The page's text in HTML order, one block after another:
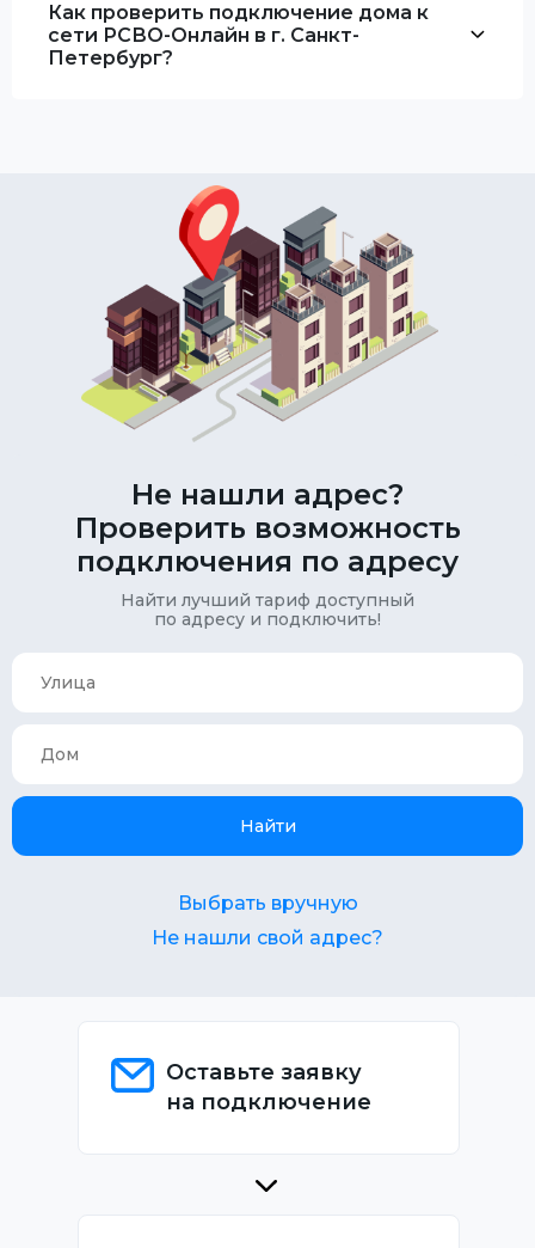
Как проверить подключение дома к
сети РСВО-Онлайн в г. Санкт-
Петербург?
Не нашли адрес?
Проверить возможность
подключения по адресу
Найти лучший тариф доступный
по адресу и подключить!
Найти
Выбрать вручную
Не нашли свой адрес?
Оставьте заявку
на подключение